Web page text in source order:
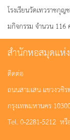
โรงเรียนวัดเทวราชกุญ
มกิจกรรม จำนวน 116
สำนักหอสมุดแห่
ติดต่อ
ถนนสามเสน แขวงวชิ
กรุงเทพมหานคร
Tel. 0-2281-5212 หรื